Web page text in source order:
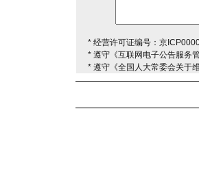
* 经营许可证编号：京
* 遵守《互联网电子公告服务
* 遵守《全国人大常委会关于